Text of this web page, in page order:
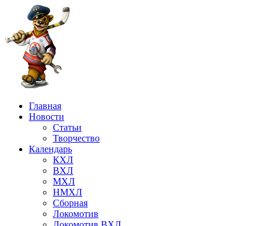
Главная
Новости
Статьи
Творчество
Календарь
КХЛ
ВХЛ
МХЛ
НМХЛ
Сборная
Локомотив